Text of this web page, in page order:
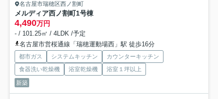
名古屋市瑞穂区西ノ割町
メルディア西ノ割町1号棟
4,490万円
- / 101.25㎡ / 4LDK /予定
名古屋市営桜通線「瑞穂運動場西」駅 徒歩16分
都市ガス システムキッチン
カウンターキッチン
食器洗い乾燥機
浴室乾燥機
浴室１坪以上
新築